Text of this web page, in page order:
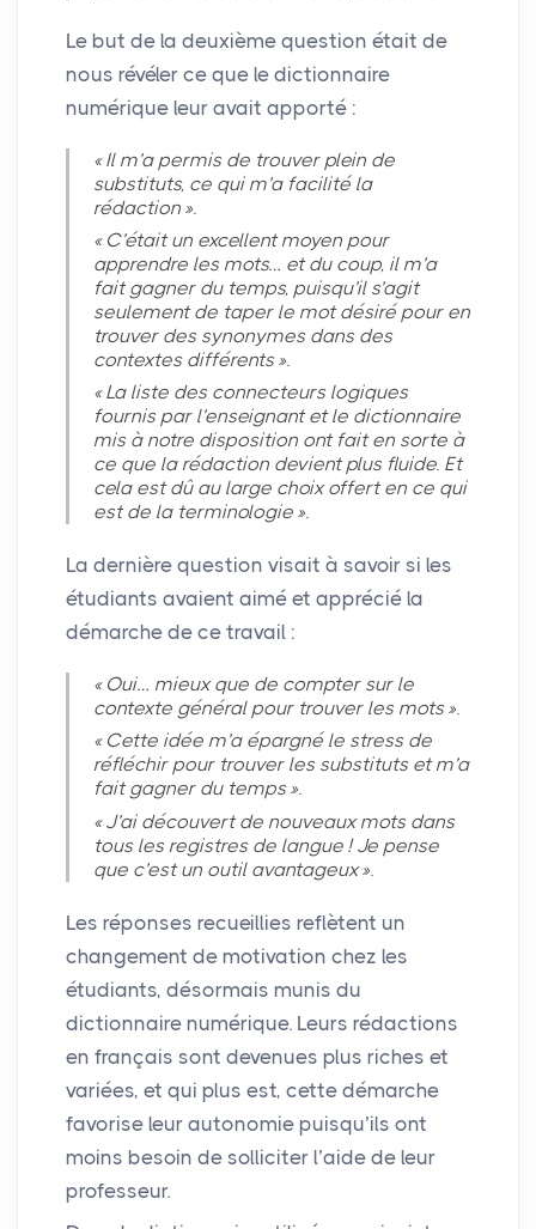
Le but de la deuxième question était de
nous révéler ce que le dictionnaire
numérique leur avait apporté :
« Il m’a permis de trouver plein de
substituts, ce qui m’a facilité la
rédaction ».
« C’était un excellent moyen pour
apprendre les mots… et du coup, il m’a
fait gagner du temps, puisqu’il s’agit
seulement de taper le mot désiré pour en
trouver des synonymes dans des
contextes différents ».
« La liste des connecteurs logiques
fournis par l’enseignant et le dictionnaire
mis à notre disposition ont fait en sorte à
ce que la rédaction devient plus fluide. Et
cela est dû au large choix offert en ce qui
est de la terminologie ».
La dernière question visait à savoir si les
étudiants avaient aimé et apprécié la
démarche de ce travail :
« Oui… mieux que de compter sur le
contexte général pour trouver les mots ».
« Cette idée m’a épargné le stress de
réfléchir pour trouver les substituts et m’a
fait gagner du temps ».
« J’ai découvert de nouveaux mots dans
tous les registres de langue ! Je pense
que c’est un outil avantageux ».
Les réponses recueillies reflètent un
changement de motivation chez les
étudiants, désormais munis du
dictionnaire numérique. Leurs rédactions
en français sont devenues plus riches et
variées, et qui plus est, cette démarche
favorise leur autonomie puisqu’ils ont
moins besoin de solliciter l’aide de leur
professeur.